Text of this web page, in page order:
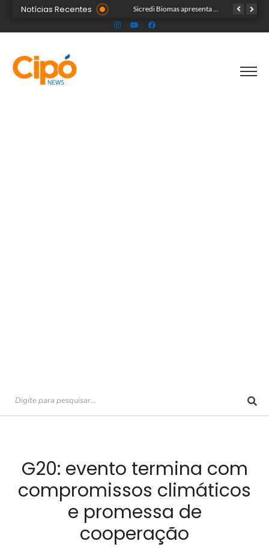
Notícias Recentes Acre segue em alerta para casos de síndrome respiratória aguda grave, aponta Fiocruz
G20: evento termina com
compromissos climáticos
e promessa de
cooperação